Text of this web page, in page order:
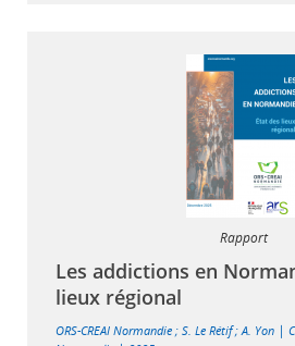
Rapport
Les addictions en
lieux régional
ORS-CREAI Normandie ; S. Le Rétif; A. Yon |